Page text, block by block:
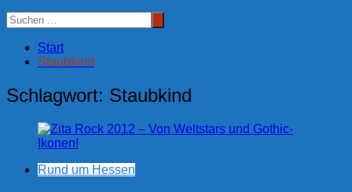
Start
Staubkind
Schlagwort: Staubkind
Rund um Hessen